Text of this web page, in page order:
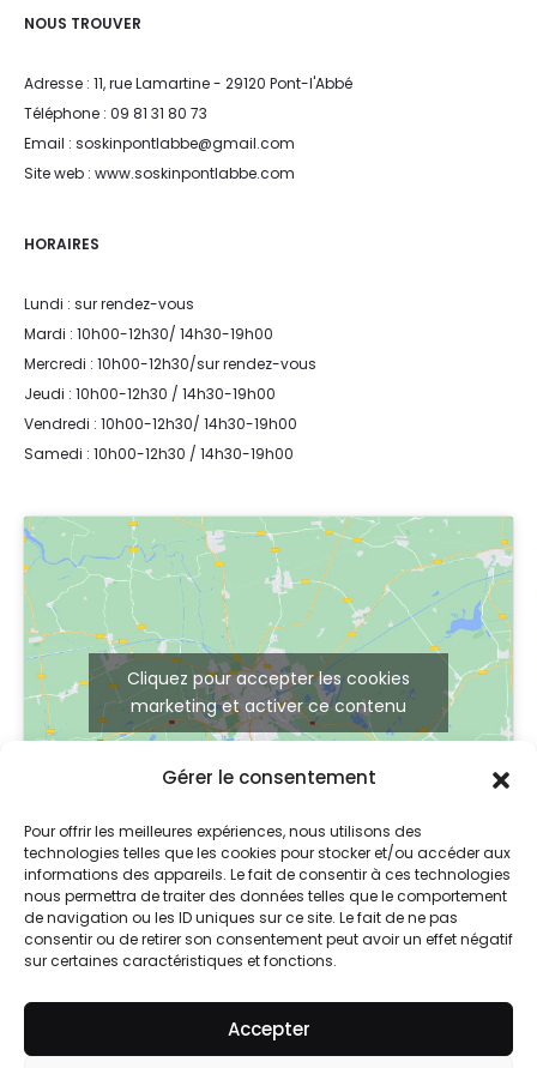
Gérer le consentement
Pour offrir les meilleures expériences, nous utilisons des
technologies telles que les cookies pour stocker et/ou accéder aux
informations des appareils. Le fait de consentir à ces technologies
nous permettra de traiter des données telles que le comportement
de navigation ou les ID uniques sur ce site. Le fait de ne pas
consentir ou de retirer son consentement peut avoir un effet négatif
sur certaines caractéristiques et fonctions.
Accepter
NOUS TROUVER
Adresse : 11, rue Lamartine - 29120 Pont-l'Abbé
Téléphone : 09 81 31 80 73
Email : soskinpontlabbe@gmail.com
Site web : www.soskinpontlabbe.com
HORAIRES
Lundi : sur rendez-vous
Mardi : 10h00-12h30/ 14h30-19h00
Mercredi : 10h00-12h30/sur rendez-vous
Jeudi : 10h00-12h30 / 14h30-19h00
Vendredi : 10h00-12h30/ 14h30-19h00
Samedi : 10h00-12h30 / 14h30-19h00
Cliquez pour accepter les cookies
marketing et activer ce contenu
Mentions légales